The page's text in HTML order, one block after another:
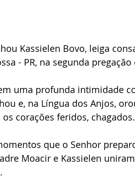
Kassielen Bovo, leiga
- PR, na segunda
uma profunda intimidade
e, na Língua dos Anjos,
corações feridos, chagados.
que o Senhor
Moacir e Kassielen